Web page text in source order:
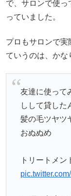
で、サロンで使
っていました。
プロもサロンで実
ていうのは、かな
友達に使って
しして貸した
髪の毛ツヤツ
おぬぬめ
トリートメ